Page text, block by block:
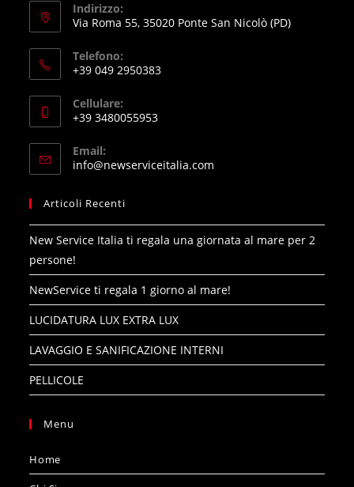
Indirizzo:
Via Roma 55, 35020 Ponte San Nicolò (PD)
Telefono:
+39 049 2950383
in
your
application
Cellulare:
+39 3480055953
in
your
Email:
info@newserviceitalia.com
Articoli Recenti
New Service Italia ti regala una giornata al mare per 2
persone!
NewService ti regala 1 giorno al mare!
LUCIDATURA LUX EXTRA LUX
LAVAGGIO E SANIFICAZIONE INTERNI
PELLICOLE
Menu
Home